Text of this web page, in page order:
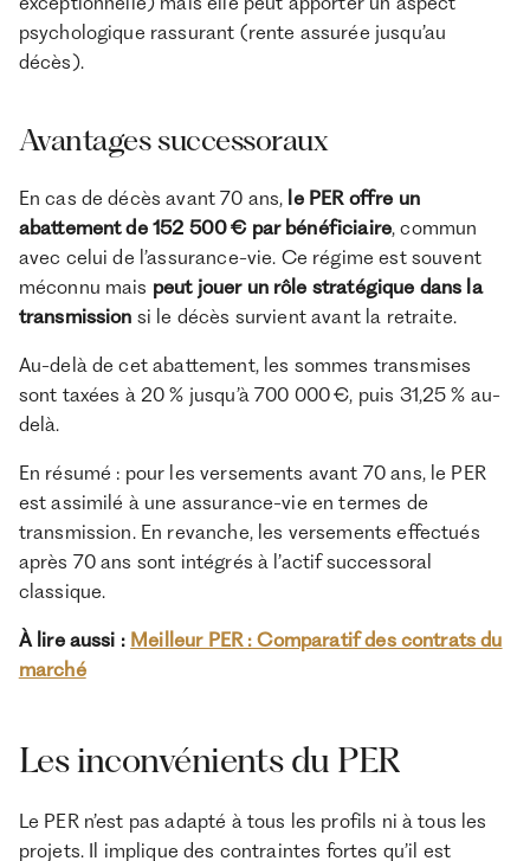
psychologique rassurant (rente assurée jusqu’au
décès).
Avantages successoraux
En cas de décès avant 70 ans, le PER offre un
abattement de 152 500 € par bénéficiaire, commun
avec celui de l’assurance-vie. Ce régime est souvent
méconnu mais peut jouer un rôle stratégique dans la
transmission si le décès survient avant la retraite.
Au-delà de cet abattement, les sommes transmises
sont taxées à 20 % jusqu’à 700 000 €, puis 31,25 % au-
delà.
En résumé : pour les versements avant 70 ans, le PER
est assimilé à une assurance-vie en termes de
transmission. En revanche, les versements effectués
après 70 ans sont intégrés à l’actif successoral
classique.
À lire aussi : Meilleur PER : Comparatif des contrats du
marché
Les inconvénients du PER
Le PER n’est pas adapté à tous les profils ni à tous les
projets. Il implique des contraintes fortes qu’il est